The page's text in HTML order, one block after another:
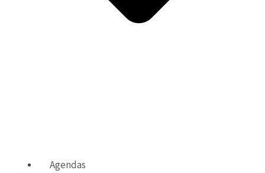
Agendas